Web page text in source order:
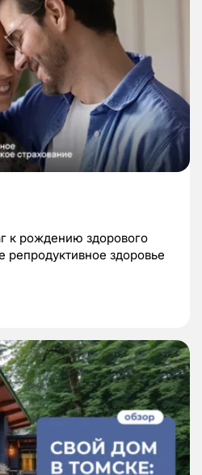
к рождению здорового
здоровье